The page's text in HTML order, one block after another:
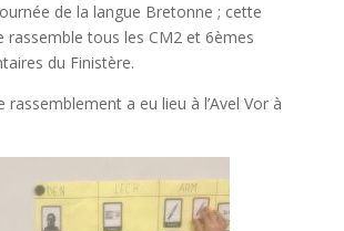
de la langue Bretonne ; cette
rassemble tous les CM2 et 6èmes
du Finistère.
rassemblement a eu lieu à l’Avel Vor à